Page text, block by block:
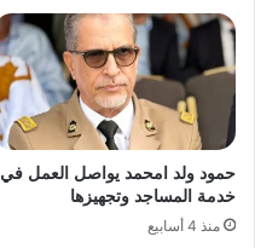
حمود ولد امحمد يواصل العمل في
خدمة المساجد وتجهيزها
منذ 4 أسابيع